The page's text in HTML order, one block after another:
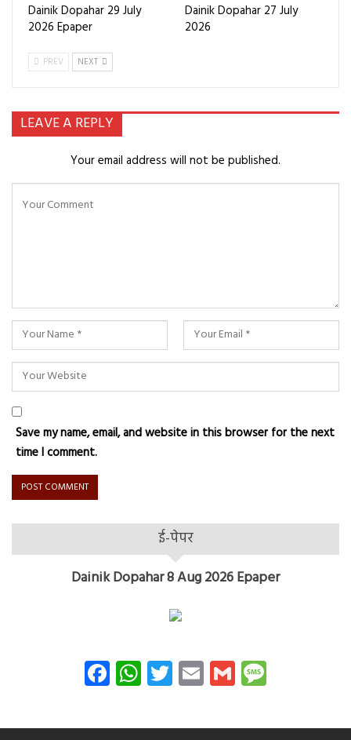
Dainik Dopahar 29 July
2026 Epaper
Dainik Dopahar 27 July
2026
PREV NEXT
LEAVE A REPLY
Your email address will not be published.
Save my name, email, and website in this browser for the next
time I comment.
ई-पेपर
Dainik Dopahar 8 Aug 2026 Epaper
Facebook
WhatsApp
Twitter
EmailGmail